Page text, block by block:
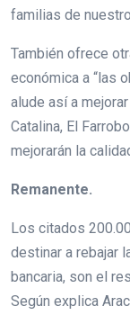
familias de
También ofrece
económica a “las
alude así a
Catalina, El
mejorarán la
Remanente.
Los citados
destinar a rebajar
bancaria, son el
Según explica